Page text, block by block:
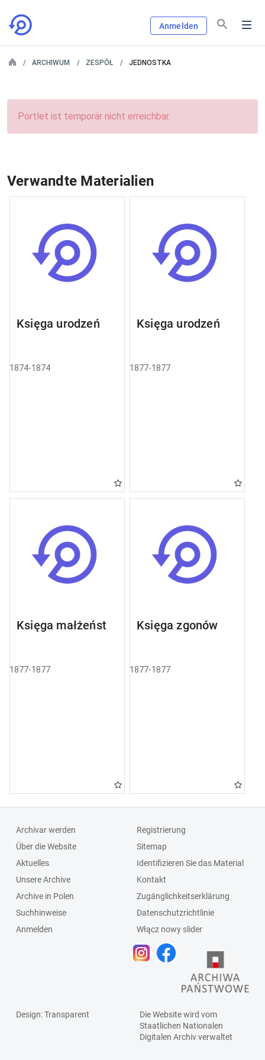
Anmelden
ARCHIWUM ZESPÓŁ JEDNOSTKA
Portlet ist temporär nicht erreichbar.
Verwandte Materialien
Księga urodzeń
1874-1874
Księga urodzeń
1877-1877
Księga małżeństw
1877-1877
Księga zgonów
1877-1877
Archivar werden
Über die Website
Aktuelles
Unsere Archive
Archive in Polen
Suchhinweise
Anmelden
Registrierung
Sitemap
Identifizieren Sie das Material
Kontakt
Zugänglichkeitserklärung
Datenschutzrichtlinie
Włącz nowy slider
Design: Transparent
Die Website wird vom
Staatlichen Nationalen
Digitalen Archivverwaltet